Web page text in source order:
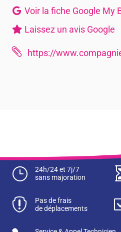
Voir la fiche Google My
Laissez un avis Google
 https://
}
24h/24 et 7j/7
sans majoration

Pas de frais
de déplacements